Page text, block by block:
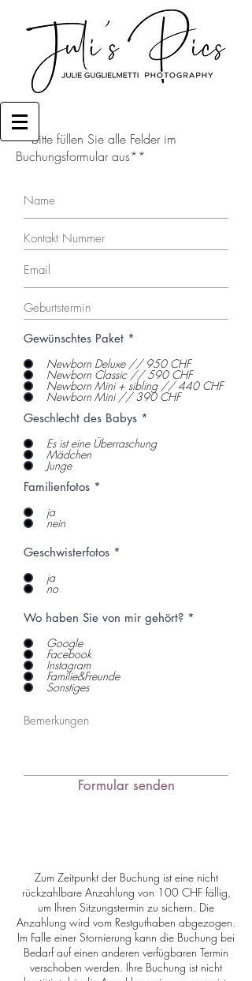
**Bitte füllen Sie alle Felder im
Buchungsformular aus**
Gewünschtes Paket *
Newborn Deluxe // 950 CHF
Newborn Classic // 590 CHF
Newborn Mini + sibling // 440 CHF
Newborn Mini // 390 CHF
Geschlecht des Babys *
Es ist eine Überraschung
Mädchen
Junge
Familienfotos *
ja
nein
Geschwisterfotos *
ja
no
Wo haben Sie von mir gehört? *
Google
Facebook
Instagram
Familie&Freunde
Sonstiges
Formular senden
Zum Zeitpunkt der Buchung ist eine nicht
rückzahlbare Anzahlung von 100 CHF fällig,
um Ihren Sitzungstermin zu sichern. Die
Anzahlung wird vom Restguthaben abgezogen.
Im Falle einer Stornierung kann die Buchung bei
Bedarf auf einen anderen verfügbaren Termin
verschoben werden. Ihre Buchung ist nicht